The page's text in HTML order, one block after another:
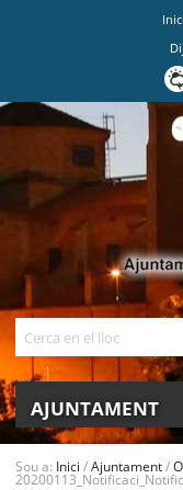
Inici
AJUNTAMENT
Sou a: Inici /Ajuntament/